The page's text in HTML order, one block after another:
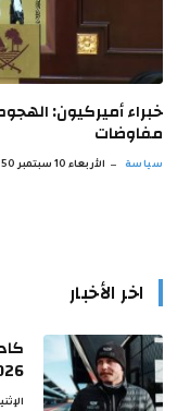
خبراء أميركيون:
مفاوضات
سياسة الأربعاء 10 سبتمبر 9:50 ص
اخر الأخبار
الإثنين 10